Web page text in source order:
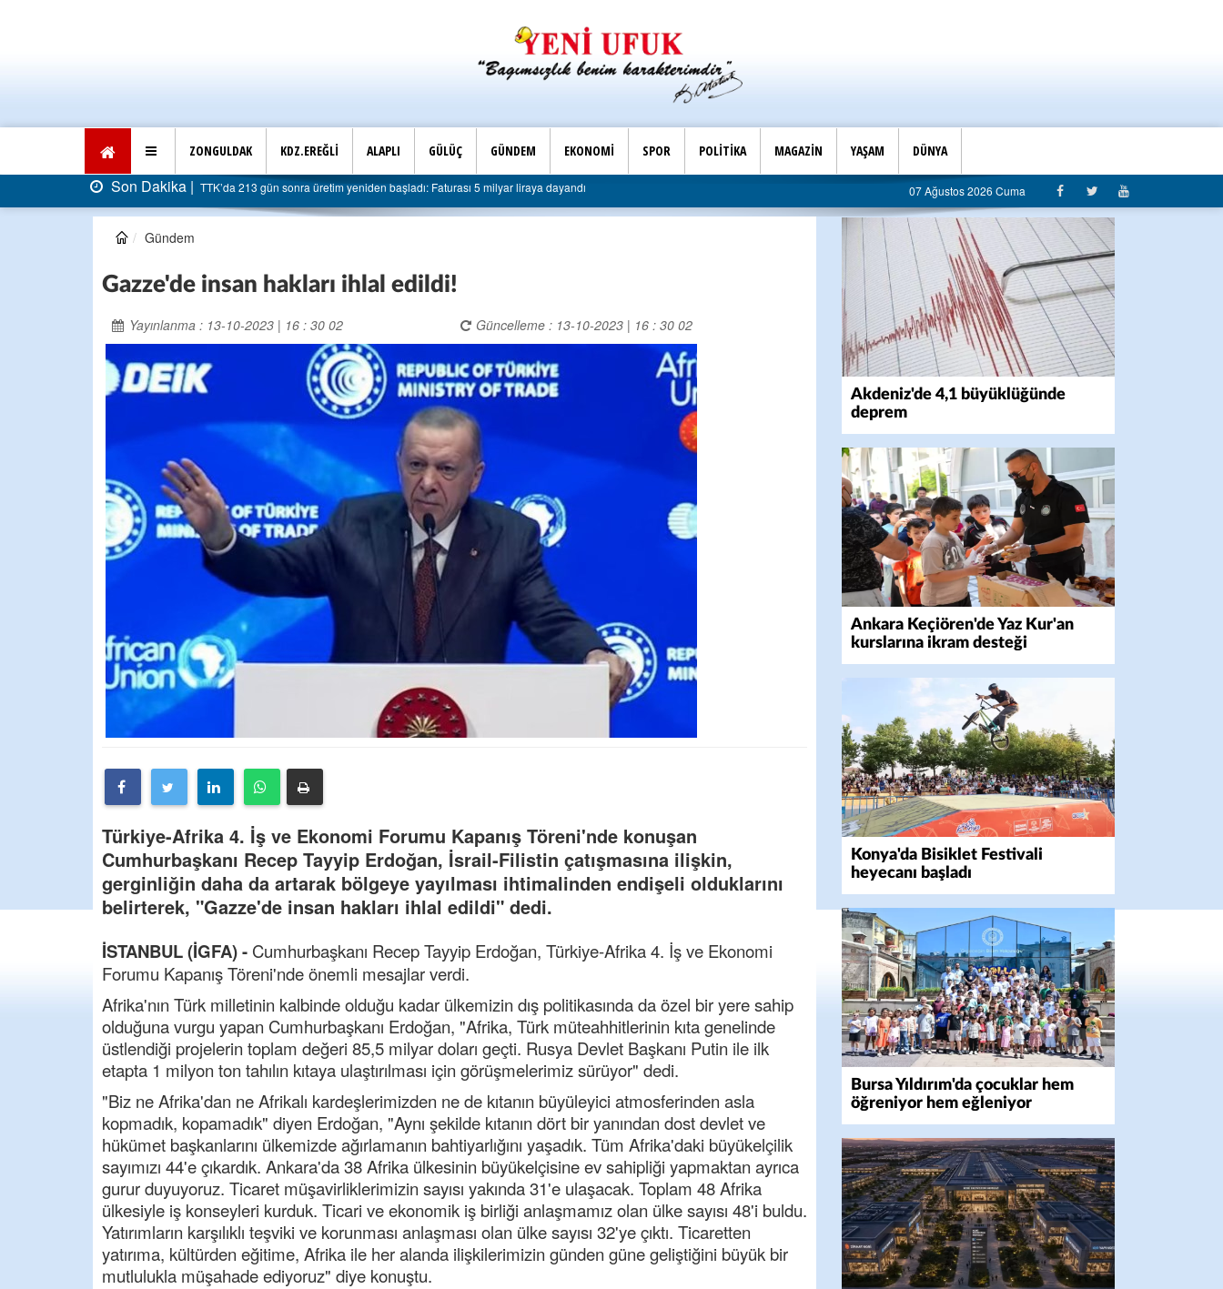
ZONGULDAK KDZ.EREĞLİ ALAPLI GÜLÜÇ GÜNDEM EKONOMİ SPOR POLİTİKA MAGAZİN YAŞAM DÜNYA
Son Dakika |AK Parti Ereğli İlçe Başkanlığı’ndan belediyeye sert eleştiri: “Algı siyaseti değil, hizmet belediyeciliği” 07 Ağustos 2026 Cuma
Gündem
Gazze'de insan hakları ihlal edildi!
Yayınlanma : 13-10-2023 | 16 : 30 02 Güncelleme : 13-10-2023 | 16 : 30 02
Türkiye-Afrika 4. İş ve Ekonomi Forumu Kapanış Töreni'nde konuşan
Cumhurbaşkanı Recep Tayyip Erdoğan, İsrail-Filistin çatışmasına ilişkin,
gerginliğin daha da artarak bölgeye yayılması ihtimalinden endişeli olduklarını
belirterek, "Gazze'de insan hakları ihlal edildi" dedi.
İSTANBUL (İGFA) - Cumhurbaşkanı Recep Tayyip Erdoğan, Türkiye-Afrika 4. İş ve Ekonomi
Forumu Kapanış Töreni'nde önemli mesajlar verdi.
Afrika'nın Türk milletinin kalbinde olduğu kadar ülkemizin dış politikasında da özel bir yere sahip
olduğuna vurgu yapan Cumhurbaşkanı Erdoğan, "Afrika, Türk müteahhitlerinin kıta genelinde
üstlendiği projelerin toplam değeri 85,5 milyar doları geçti. Rusya Devlet Başkanı Putin ile ilk
etapta 1 milyon ton tahılın kıtaya ulaştırılması için görüşmelerimiz sürüyor" dedi.
"Biz ne Afrika'dan ne Afrikalı kardeşlerimizden ne de kıtanın büyüleyici atmosferinden asla
kopmadık, kopamadık" diyen Erdoğan, "Aynı şekilde kıtanın dört bir yanından dost devlet ve
hükümet başkanlarını ülkemizde ağırlamanın bahtiyarlığını yaşadık. Tüm Afrika'daki büyükelçilik
sayımızı 44'e çıkardık. Ankara'da 38 Afrika ülkesinin büyükelçisine ev sahipliği yapmaktan ayrıca
gurur duyuyoruz. Ticaret müşavirliklerimizin sayısı yakında 31'e ulaşacak. Toplam 48 Afrika
ülkesiyle iş konseyleri kurduk. Ticari ve ekonomik iş birliği anlaşmamız olan ülke sayısı 48'i buldu.
Yatırımların karşılıklı teşviki ve korunması anlaşması olan ülke sayısı 32'ye çıktı. Ticaretten
yatırıma, kültürden eğitime, Afrika ile her alanda ilişkilerimizin günden güne geliştiğini büyük bir
mutlulukla müşahade ediyoruz" diye konuştu.
Akdeniz'de 4,1 büyüklüğünde
deprem
Ankara Keçiören'de Yaz Kur'an
kurslarına ikram desteği
Konya'da Bisiklet Festivali
heyecanı başladı
Bursa Yıldırım'da çocuklar hem
öğreniyor hem eğleniyor